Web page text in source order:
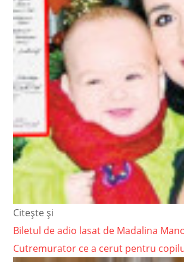
Citește și
Biletul de adio lasat de Madalina
Cutremurator ce a cerut pentru